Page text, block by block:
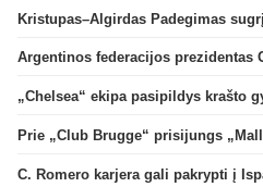
„Chelsea“ ekipa pasipildys krašto
C. Romero karjera gali pakrypti į